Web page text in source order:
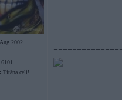
2002
6101
Titāna celi!